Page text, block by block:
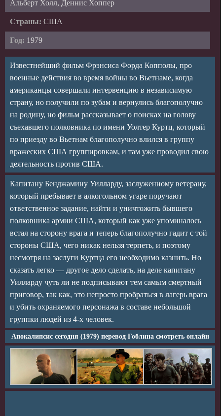
Альберт Холл, Деннис Хоппер
Страны: США
Год: 1979
Известнейший фильм Фрэнсиса Форда Копполы, про
военные действия во время войны во Вьетнаме, когда
американцы совершали интервенцию в независимую
страну, но получили по зубам и вернулись благополучно
на родину, но фильм рассказывает о поисках на голову
съехавшего полковника по имени Уолтер Куртц, который
по приезду во Вьетнам благополучно влился в группу
вражеских США группировкам, и там уже проводил свою
деятельность против США.
Капитану Бенджамину Уилларду, заслуженному ветерану,
который пребывает в алкогольном угаре поручают
ответственное задание, найти и уничтожить бывшего
полковника армии США, который как уже упоминалось
встал на сторону врага и теперь благополучно гадит с той
стороны США, чего никак нельзя терпеть, и поэтому
несмотря на заслуги Куртца его необходимо казнить. Но
сказать легко — другое дело сделать, на деле капитану
Уилларду чуть ли не подписывают тем самым смертный
приговор, так как, это непросто пробраться в лагерь врага
и убить охраняемого персонажа в составе небольшой
группки людей из 4-х человек.
Апокалипсис сегодня (1979) перевод Гоблина смотреть онлайн